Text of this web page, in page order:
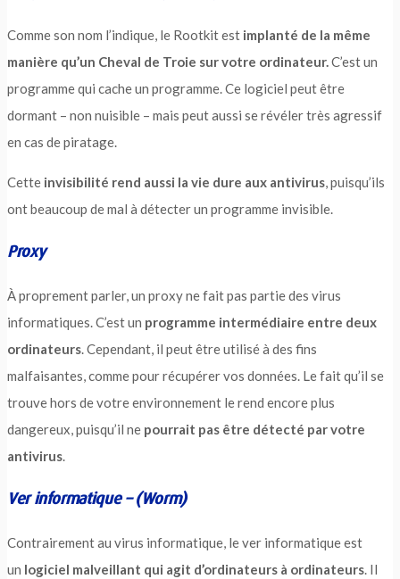
Comme son nom l’indique, le Rootkit est implanté de la même
manière qu’un Cheval de Troie sur votre ordinateur.C’est un
programme qui cache un programme. Ce logiciel peut être
dormant – non nuisible – mais peut aussi se révéler très agressif
en cas de piratage.
Cette invisibilité rend aussi la vie dure aux antivirus, puisqu’ils
ont beaucoup de mal à détecter un programme invisible.
Proxy
À proprement parler, un proxy ne fait pas partie des virus
informatiques. C’est un programme intermédiaire entre deux
ordinateurs. Cependant, il peut être utilisé à des fins
malfaisantes, comme pour récupérer vos données. Le fait qu’il se
trouve hors de votre environnement le rend encore plus
dangereux, puisqu’il ne pourrait pas être détecté par votre
antivirus.
Ver informatique – (Worm)
Contrairement au virus informatique, le ver informatique est
un logiciel malveillant qui agit d’ordinateurs à ordinateurs. Il